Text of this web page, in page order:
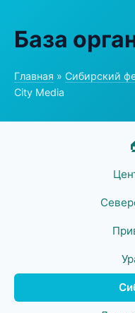
База
Главная » Сибирский
City Media